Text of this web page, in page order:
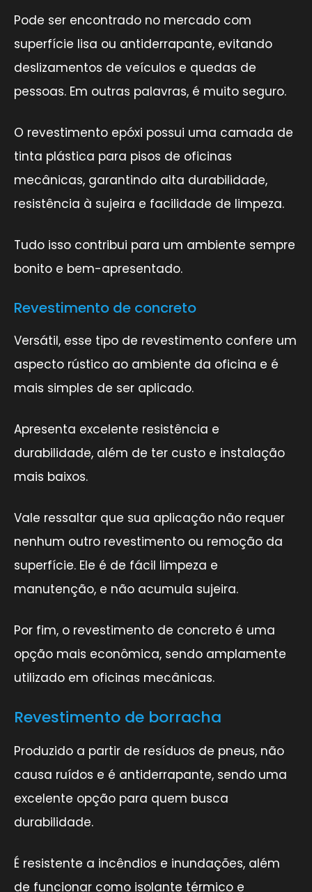
Pode ser encontrado no mercado com
superfície lisa ou antiderrapante, evitando
deslizamentos de veículos e quedas de
pessoas. Em outras palavras, é muito seguro.
O revestimento epóxi possui uma camada de
tinta plástica para pisos de oficinas
mecânicas, garantindo alta durabilidade,
resistência à sujeira e facilidade de limpeza.
Tudo isso contribui para um ambiente sempre
bonito e bem-apresentado.
Revestimento de concreto
Versátil, esse tipo de revestimento confere um
aspecto rústico ao ambiente da oficina e é
mais simples de ser aplicado.
Apresenta excelente resistência e
durabilidade, além de ter custo e instalação
mais baixos.
Vale ressaltar que sua aplicação não requer
nenhum outro revestimento ou remoção da
superfície. Ele é de fácil limpeza e
manutenção, e não acumula sujeira.
Por fim, o revestimento de concreto é uma
opção mais econômica, sendo amplamente
utilizado em oficinas mecânicas.
Revestimento de borracha
Produzido a partir de resíduos de pneus, não
causa ruídos e é antiderrapante, sendo uma
excelente opção para quem busca
durabilidade.
É resistente a incêndios e inundações, além
de funcionar como isolante térmico e